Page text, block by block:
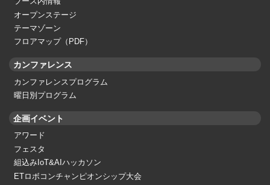
オープンステージ
テーマゾーン
フロアマップ（PDF）
カンファレンス
カンファレンスプログラム
曜日別プログラム
企画イベント
アワード
フェスタ
組込みIoT&AIハッカソン
ETロボコンチャンピオンシップ大会